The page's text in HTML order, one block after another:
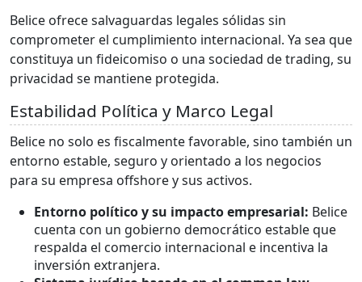
Belice ofrece salvaguardas legales sólidas sin
comprometer el cumplimiento internacional. Ya sea que
constituya un fideicomiso o una sociedad de trading, su
privacidad se mantiene protegida.
Estabilidad Política y Marco Legal
Belice no solo es fiscalmente favorable, sino también un
entorno estable, seguro y orientado a los negocios
para su empresa offshore y sus activos.
Entorno político y su impacto empresarial: Belice
cuenta con un gobierno democrático estable que
respalda el comercio internacional e incentiva la
inversión extranjera.